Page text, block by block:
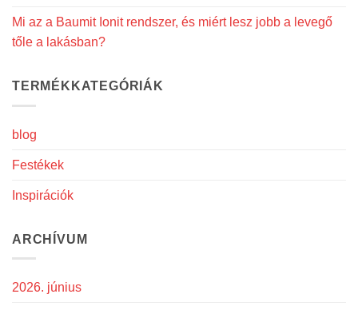
Mi az a Baumit Ionit rendszer, és miért lesz jobb a levegő
tőle a lakásban?
TERMÉKKATEGÓRIÁK
blog
Festékek
Inspirációk
ARCHÍVUM
2026. június